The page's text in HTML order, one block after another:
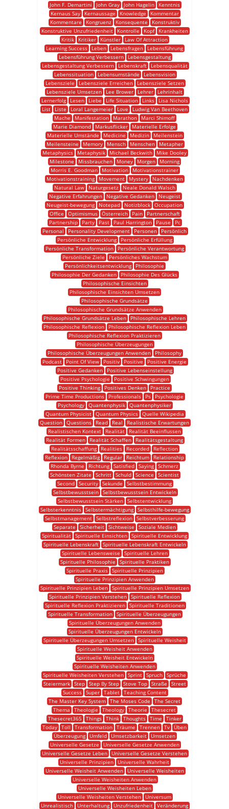
John F. Demartini
John Gray John Hagelin
Kenntnis
Kernaus Say
Kernaussage Knowledge
Kommentar
Kommentare
Kongruenz Konsequente
Konstruktiv
Konstruktive Unzufriedenheit
Kontrolle Kopf
Krankheiten
Kritik
Kritiker Künstler
Law Of Attraction
Learning Success
Leben Lebensfragen
Lebensführung
Lebensführung Verbessern
Lebensgestaltung
Lebensgestaltung Verbessern
Lebenskraft
Lebensqualität
Lebenssituation
Lebensumstände
Lebensvision
Lebensziele
Lebensziele Erreichen
Lebensziele Setzen
Lebensziele Umsetzen
Lee Brower Lehrer
Lehrinhalt
Lernerfolg
Lesen Liebe Life Situation Links
Lisa Nichols
List
Liste Loral Langemeier Love
Ludwig Van Beethoven
Mache
Manifestation Marathon
Marci Shimoff
Marie Diamond
Markusflicker
Materielle Erfolge
Materielle Umstände
Medicine Medizin
Meilenstein
Meilensteine
Memory Mensch Menschen
Metapher
Metaphysics
Metaphysik Michael Beckwith
Mike Dooley
Milestone
Missbrauchen Money Morgen
Morning
Morris E. Goodman
Motivation
Motivationstrainer
Motivationstraining
Movement Mystery
Nachdenken
Natural Law
Naturgesetz
Neale Donald Walsch
Negative Erfahrungen
Negative Gedanken
Neugeist
Neugeist-bewegung
Notepad Notizblock Occupation
Office
Optimismus Österreich Pain
Partnerschaft
Partnership
Party Past Paul Harrington Pause
Pc
Personal
Personality Development Personen
Persönlich
Persönliche Entwicklung
Persönliche Erfüllung
Persönliche Transformation
Persönliche Verantwortung
Persönliche Ziele
Persönliches Wachstum
Persönlichkeitsentwicklung
Philosophie
Philosophie Der Gedanken
Philosophie Des Glücks
Philosophische Einsichten
Philosophische Einsichten Umsetzen
Philosophische Grundsätze
Philosophische Grundsätze Anwenden
Philosophische Grundsätze Leben
Philosophische Lehren
Philosophische Reflexion
Philosophische Reflexion Leben
Philosophische Reflexion Praktizieren
Philosophische Überzeugungen
Philosophische Überzeugungen Anwenden
Philosophy
Podcast
Point Of View Positiv Positive
Positive Energie
Positive Gedanken
Positive Lebenseinstellung
Positive Psychologie
Positive Schwingungen
Positive Thinking
Positives Denken
Practice
Prime Time Productions
Professionals Ps
Psychologie
Psychology Quantenphysik Quantenphysiker
Quantum Physicist
Quantum Physics
Quelle Wikipedia
Question Questions Read Real
Realistische Erwartungen
Realistischen Kontext
Realität
Realität Beeinflussen
Realität Formen
Realität Schaffen
Realitätsgestaltung
Realitätsschaffung
Realities Recorded
Reflection
Reflexion
Regelmäßig Regular Reichtum
Relationship
Rhonda Byrne
Richtung Satisfied Saying Schmerz
Schönsten Zitate
Schritt Schuld Science
Scientist
Second Security Sekunde
Selbstbestimmung
Selbstbewusstsein
Selbstbewusstsein Entwickeln
Selbstbewusstsein Stärken Selbstentwicklung
Selbsterkenntnis
Selbstermächtigung
Selbsthilfe-bewegung
Selbstmanagement Selbstreflexion Selbstverbesserung
Separate
Sicherheit Sichtweise
Soziale Medien
Spiritualität Spirituelle Einsichten Spirituelle Entwicklung
Spirituelle Lebenskraft
Spirituelle Lebenskraft Entwickeln
Spirituelle Lebensweise
Spirituelle Lehren
Spirituelle Philosophie
Spirituelle Praktiken
Spirituelle Praxis
Spirituelle Prinzipien
Spirituelle Prinzipien Anwenden
Spirituelle Prinzipien Leben
Spirituelle Prinzipien Umsetzen
Spirituelle Prinzipien Verstehen Spirituelle Reflexion
Spirituelle Reflexion Praktizieren
Spirituelle Traditionen
Spirituelle Transformation Spirituelle Überzeugungen
Spirituelle Überzeugungen Anwenden
Spirituelle Überzeugungen Entwickeln
Spirituelle Überzeugungen Umsetzen
Spirituelle Weisheit
Spirituelle Weisheit Anwenden
Spirituelle Weisheit Entwickeln
Spirituelle Weisheiten Anwenden
Spirituelle Weisheiten Verstehen Sprint Spruch Sprüche
Steiermark
Step Step By Step Stove Top Straße
Street
Success
Super Tablet
Teaching Content
The Master Key System The Moses Code
The Secret
Thema
Theologie Theology Theorie
Thesecret
Thesecret365
Things Think Thoughts Time
Tinker
Today Toll Transformation Träume Trennen Tv
Üben
Überzeugung
Umfeld Umsetzbarkeit
Umsetzen
Universelle Gesetze
Universelle Gesetze Anwenden
Universelle Gesetze Leben
Universelle Gesetze Verstehen
Universelle Prinzipien
Universelle Wahrheit
Universelle Weisheit Anwenden
Universelle Weisheiten
Universelle Weisheiten Anwenden
Universelle Weisheiten Leben
Universelle Weisheiten Verstehen
Universum
Unrealistisch
Unterhaltung Unzufriedenheit Veränderung